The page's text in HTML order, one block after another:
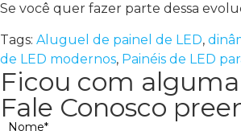
Se você quer fazer parte dessa
Tags: Aluguel de painel de LED,
de LED modernos, Painéis de LED
Ficou com
Fale Conosco
Nome*